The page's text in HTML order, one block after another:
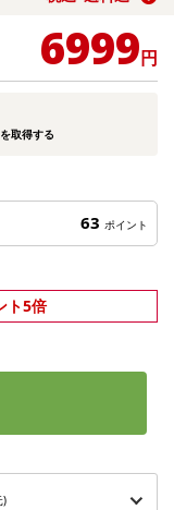
6999円
を取得する
63 ポイント
ト5倍
)